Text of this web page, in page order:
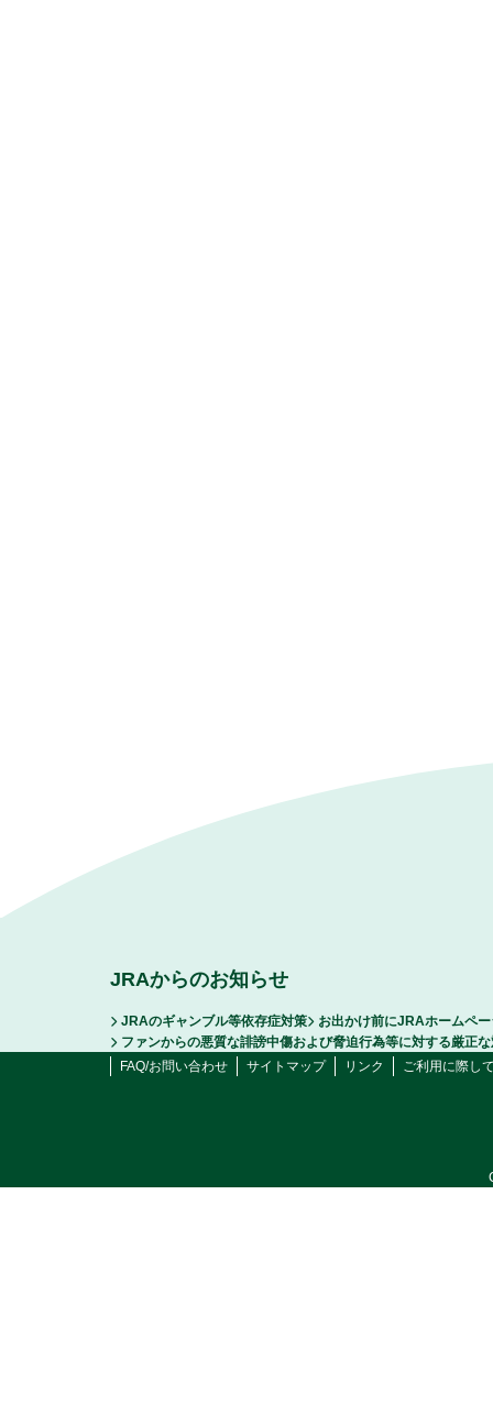
JRAからのお知らせ
JRAのギャンブル等依存症対策
お出かけ前にJRAホームペ
ファンからの悪質な誹謗中傷および脅迫行為等に対する厳正
FAQ/お問い合わせ
サイトマップ リンク ご利用に際し